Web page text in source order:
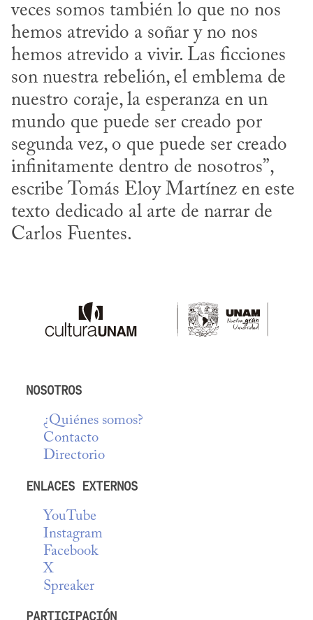
veces somos también lo que no nos
hemos atrevido a soñar y no nos
hemos atrevido a vivir. Las ficciones
son nuestra rebelión, el emblema de
nuestro coraje, la esperanza en un
mundo que puede ser creado por
segunda vez, o que puede ser creado
infinitamente dentro de nosotros”,
escribe Tomás Eloy Martínez en este
texto dedicado al arte de narrar de
Carlos Fuentes.
NOSOTROS
¿Quiénes somos?
Contacto
Directorio
ENLACES EXTERNOS
YouTube
Instagram
Facebook
X
Spreaker